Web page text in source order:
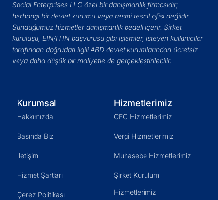
Social Enterprises LLC özel bir danışmanlık firmasıdır;
herhangi bir devlet kurumu veya resmi tescil ofisi değildir.
Sunduğumuz hizmetler danışmanlık bedeli içerir. Şirket
kuruluşu, EIN/ITIN başvurusu gibi işlemler, isteyen kullanıcılar
tarafından doğrudan ilgili ABD devlet kurumlarından ücretsiz
veya daha düşük bir maliyetle de gerçekleştirilebilir.
Kurumsal
Hakkımızda
Basında Biz
İletişim
Hizmet Şartları
Çerez Politikası
Hizmetlerimiz
CFO Hizmetlerimiz
Vergi Hizmetlerimiz
Muhasebe Hizmetlerimiz
Şirket Kurulum
Hizmetlerimiz